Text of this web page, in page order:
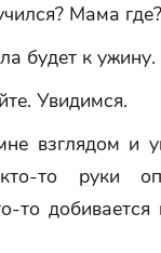
Мама где?
будет к ужину.
Увидимся.
взглядом и
то руки
то добивается